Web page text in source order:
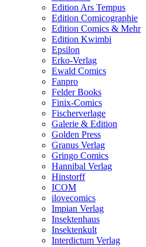
Edition Ars Tempus
Edition Comicographie
Edition Comics & Mehr
Edition Kwimbi
Epsilon
Erko-Verlag
Ewald Comics
Fanpro
Felder Books
Finix-Comics
Fischerverlage
Galerie & Edition
Golden Press
Granus Verlag
Gringo Comics
Hannibal Verlag
Hinstorff
ICOM
ilovecomics
Impian Verlag
Insektenhaus
Insektenkult
Interdictum Verlag